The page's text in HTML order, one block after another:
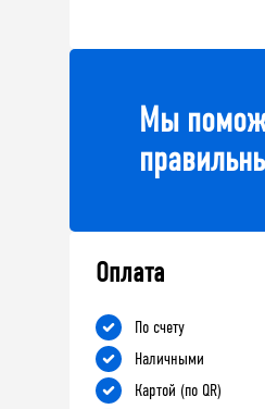
Мы
Оплата
По счету
Наличными
Картой (по QR)